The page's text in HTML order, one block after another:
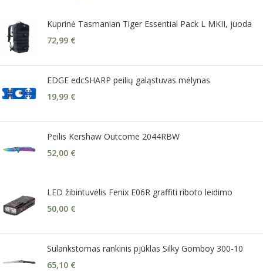
Kuprinė Tasmanian Tiger Essential Pack L MKII, juoda
72,99 €
EDGE edcSHARP peilių galąstuvas mėlynas
19,99 €
Peilis Kershaw Outcome 2044RBW
52,00 €
LED žibintuvėlis Fenix E06R graffiti riboto leidimo
50,00 €
Sulankstomas rankinis pjūklas Silky Gomboy 300-10
65,10 €